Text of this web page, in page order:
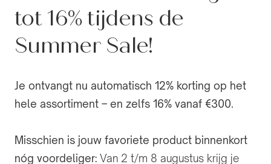
tot 16% tijdens de
Summer Sale!
Je ontvangt nu automatisch 12% korting op het
hele assortiment – en zelfs 16% vanaf €300.
Misschien is jouw favoriete product binnenkort
nóg voordeliger: Van 2 t/m 8 augustus krijg je